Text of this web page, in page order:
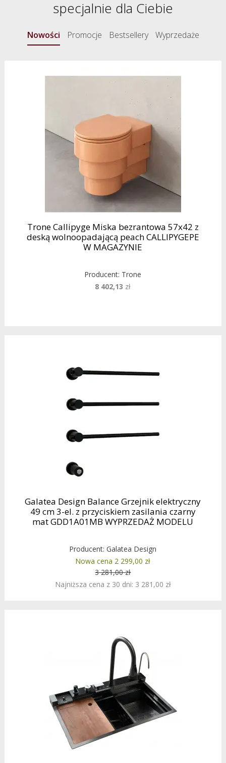
specjalnie dla Ciebie
Nowości Promocje Bestsellery Wyprzedaże
Trone Callipyge Miska bezrantowa 57x42 z
deską wolnoopadającą peach CALLIPYGEPE
W MAGAZYNIE
Producent: Trone
8 402,13 zł
Galatea Design Balance Grzejnik elektryczny
49 cm 3-el. z przyciskiem zasilania czarny
mat GDD1A01MB WYPRZEDAŻ MODELU
Producent:Galatea Design
Nowa cena 2 299,00 zł
3 281,00 zł
Najniższa cena z 30 dni: 3 281,00 zł